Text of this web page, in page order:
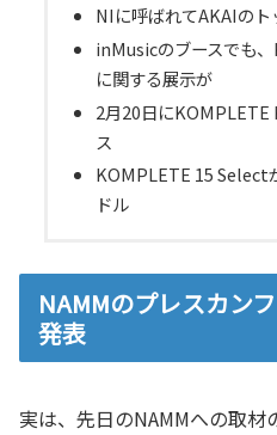
NIに呼ばれてAKAIのト
inMusicのブースでも
に関する展示が
2月20日に
ス
KOMPLETE 15 Select
ドル
NAMMのプレスカン
発表
実は、先日のNAMMへの取